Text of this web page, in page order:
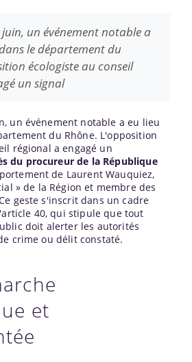
juin, un événement notable a
le département du
écologiste au conseil
un signal
un événement notable a eu lieu
du Rhône. L'opposition
régional a engagé un
du procureur de la République
de Laurent Wauquiez,
» de la Région et membre des
geste s'inscrit dans un cadre
40, qui stipule que tout
doit alerter les autorités
crime ou délit constaté.
et